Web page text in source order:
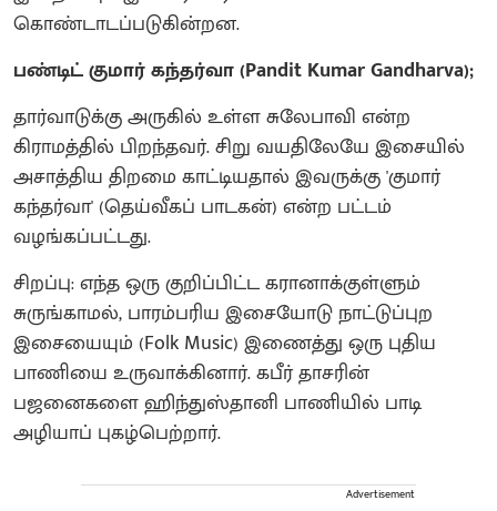
கொண்டாடப்படுகின்றன.
பண்டிட் குமார் கந்தர்வா (Pandit Kumar Gandharva);
தார்வாடுக்கு அருகில் உள்ள சுலேபாவி என்ற
கிராமத்தில் பிறந்தவர். சிறு வயதிலேயே இசையில்
அசாத்திய திறமை காட்டியதால் இவருக்கு 'குமார்
கந்தர்வா' (தெய்வீகப் பாடகன்) என்ற பட்டம்
வழங்கப்பட்டது.
சிறப்பு: எந்த ஒரு குறிப்பிட்ட கரானாக்குள்ளும்
சுருங்காமல், பாரம்பரிய இசையோடு நாட்டுப்புற
இசையையும் (Folk Music) இணைத்து ஒரு புதிய
பாணியை உருவாக்கினார். கபீர் தாசரின்
பஜனைகளை ஹிந்துஸ்தானி பாணியில் பாடி
அழியாப் புகழ்பெற்றார்.
Advertisement